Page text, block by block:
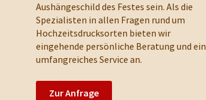
Aushängeschild des Festes sein. Als die
Spezialisten in allen Fragen rund um
Hochzeitsdrucksorten bieten wir
eingehende persönliche Beratung und ein
umfangreiches Service an.
Zur Anfrage